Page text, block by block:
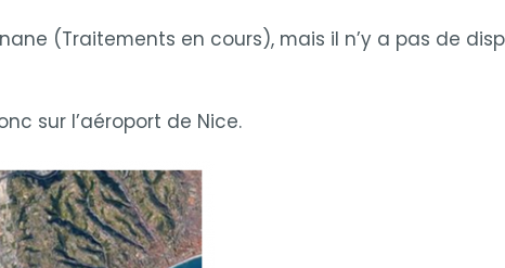
(Traitements en cours), mais il n’y a pas de
sur l’aéroport de Nice.